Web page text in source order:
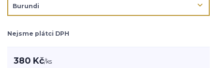
Nejsme plátci DPH
380 Kč/ks